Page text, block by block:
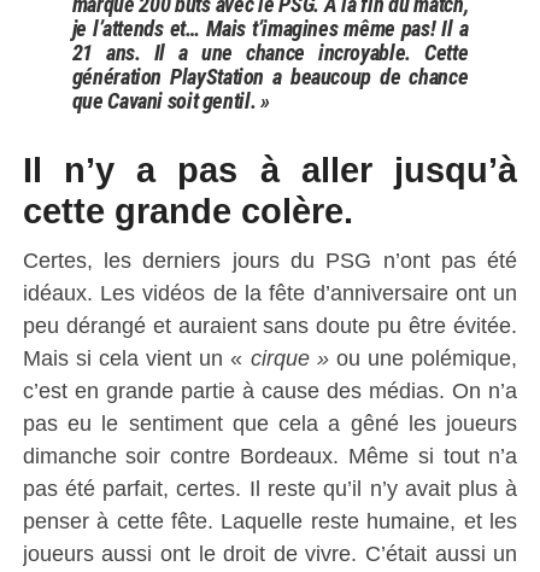
je l’attends et… Mais t’imagines même pas! Il a
21 ans. Il a une chance incroyable. Cette
génération PlayStation a beaucoup de chance
que Cavani soit gentil. »
Il n’y a pas à aller jusqu’à
cette grande colère.
Certes, les derniers jours du PSG n’ont pas été
idéaux. Les vidéos de la fête d’anniversaire ont un
peu dérangé et auraient sans doute pu être évitée.
Mais si cela vient un « cirque » ou une polémique,
c’est en grande partie à cause des médias. On n’a
pas eu le sentiment que cela a gêné les joueurs
dimanche soir contre Bordeaux. Même si tout n’a
pas été parfait, certes. Il reste qu’il n’y avait plus à
penser à cette fête. Laquelle reste humaine, et les
joueurs aussi ont le droit de vivre. C’était aussi un